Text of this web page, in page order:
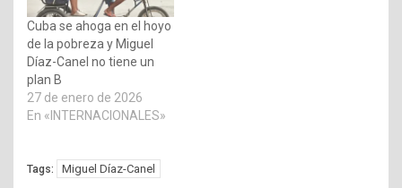
Cuba se ahoga en el hoyo
de la pobreza y Miguel
Díaz-Canel no tiene un
plan B
27 de enero de 2026
En «INTERNACIONALES»
Tags: Miguel Díaz-Canel